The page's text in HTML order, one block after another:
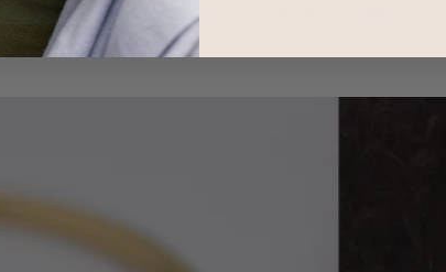
Anello Charlize alla Russa in Argento Sterling